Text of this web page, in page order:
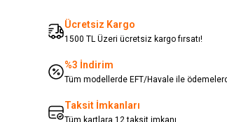
Ücretsiz Kargo
1500 TL Üzeri ücretsiz kargo fırsatı!
%3 İndirim
Tüm modellerde EFT/Havale ile
Taksit İmkanları
Tüm kartlara 12 taksit imkanı